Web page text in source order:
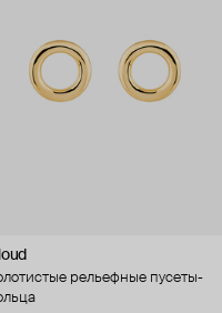
рельефные пусеты-